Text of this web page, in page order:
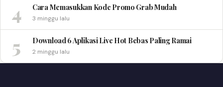
4 Cara Memasukkan Kode Promo Grab Mudah
3 minggu lalu
5 Download 6 Aplikasi Live Hot Bebas Paling Ramai
2 minggu lalu